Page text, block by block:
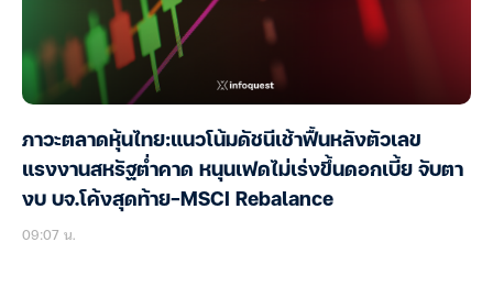
ภาวะตลาดหุ้นไทย:แนวโน้มดัชนีเช้าฟื้นหลังตัวเลข
แรงงานสหรัฐต่ำคาด หนุนเฟดไม่เร่งขึ้นดอกเบี้ย จับตา
งบ บจ.โค้งสุดท้าย-MSCI Rebalance
09:07 น.